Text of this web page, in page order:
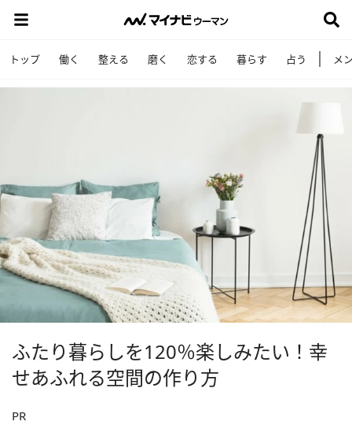
トップ 働く 整える 磨く 恋する 暮らす 占う メ
ふたり暮らしを120％楽しみたい！幸
せあふれる空間の作り方
PR